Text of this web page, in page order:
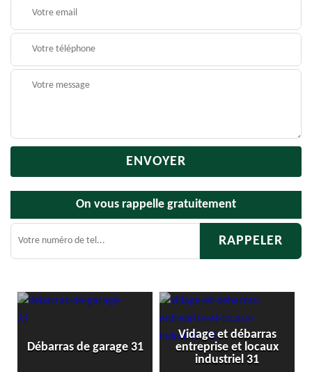
On vous rappelle gratuitement
garage 31
Vidage et débarras
entreprise et locaux
Débarras de
cave 31